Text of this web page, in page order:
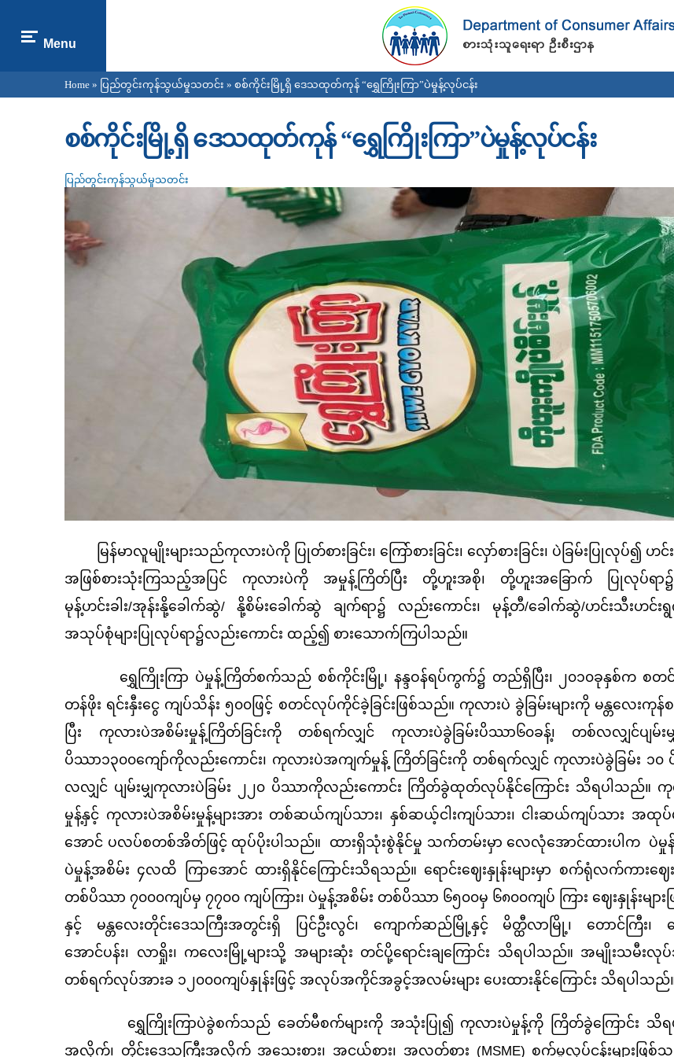
main
content
Menu
You are here
Home » ပြည်တွင်းကုန်သွယ်မှုသတင်း » စစ်ကိုင်းမြို့ရှိ ဒေသထုတ်ကုန် “ရွှေကြိုးကြာ”ပဲမှုန့်လုပ်ငန်း
စစ်ကိုင်းမြို့ရှိ ဒေသထုတ်ကုန် “ရွှေကြိုးကြာ”ပဲမှုန့်လုပ်ငန်း
ပြည်တွင်းကုန်သွယ်မှုသတင်း
မြန်မာလူမျိုးများသည်ကုလားပဲကို ပြုတ်စားခြင်း၊ ကြော်စားခြင်း၊ လှော်စားခြင်း၊ ပဲခြမ်းပြုလုပ်၍ ဟင်း
အဖြစ်စားသုံးကြသည့်အပြင် ကုလားပဲကို အမှုန့်ကြိတ်ပြီး တို့ဟူးအစို၊ တို့ဟူးအခြောက် ပြုလုပ်ရာ၌
မုန့်ဟင်းခါး/အုန်းနို့ခေါက်ဆွဲ/ နို့စိမ်းခေါက်ဆွဲ ချက်ရာ၌ လည်းကောင်း၊ မုန့်တီ/ခေါက်ဆွဲ/ဟင်းသီးဟ
အသုပ်စုံများပြုလုပ်ရာ၌လည်းကောင်း ထည့်၍ စားသောက်ကြပါသည်။
ရွှေကြိုးကြာ ပဲမှုန့်ကြိတ်စက်သည် စစ်ကိုင်းမြို့၊ နန္ဒဝန်ရပ်ကွက်၌ တည်ရှိပြီး၊ ၂၀၁၀ခုနှစ်က စတင်
တန်ဖိုး ရင်းနှီးငွေ ကျပ်သိန်း ၅၀၀ဖြင့် စတင်လုပ်ကိုင်ခဲ့ခြင်းဖြစ်သည်။ ကုလားပဲ ခွဲခြမ်းများကို မန္တလေး
ပြီး ကုလားပဲအစိမ်းမှုန့်ကြိတ်ခြင်းကို တစ်ရက်လျှင် ကုလားပဲခွဲခြမ်းပိဿာ၆၀ခန့်၊ တစ်လလျှင်ပျမ်းမျှ
ပိဿာ၁၃၀၀ကျော်ကိုလည်းကောင်း၊ ကုလားပဲအကျက်မှုန့် ကြိတ်ခြင်းကို တစ်ရက်လျှင် ကုလားပဲခွဲခြမ်း ၁၀
လလျှင် ပျမ်းမျှကုလားပဲခြမ်း ၂၂၀ ပိဿာကိုလည်းကောင်း ကြိတ်ခွဲထုတ်လုပ်နိုင်ကြောင်း သိရပါသည်။
မှုန့်နှင့် ကုလားပဲအစိမ်းမှုန့်များအား တစ်ဆယ်ကျပ်သား၊ နှစ်ဆယ့်ငါးကျပ်သား၊ ငါးဆယ်ကျပ်သား အထု
အောင် ပလပ်စတစ်အိတ်ဖြင့် ထုပ်ပိုးပါသည်။ ထားရှိသုံးစွဲနိုင်မှု သက်တမ်းမှာ လေလုံအောင်ထားပါက ပဲမှု
ပဲမှုန့်အစိမ်း ၄လထိ ကြာအောင် ထားရှိနိုင်ကြောင်းသိရသည်။ ရောင်းဈေးနှုန်းများမှာ စက်ရုံလက်ကားဈ
တစ်ပိဿာ ၇၀၀၀ကျပ်မှ ၇၇၀၀ ကျပ်ကြား၊ ပဲမှုန့်အစိမ်း တစ်ပိဿာ ၆၅၀၀မှ ၆၈၀၀ကျပ် ကြား ဈေးနှုန်းမျာ
နှင့် မန္တလေးတိုင်းဒေသကြီးအတွင်းရှိ ပြင်ဦးလွင်၊ ကျောက်ဆည်မြို့နှင့် မိတ္ထီလာမြို့၊ တောင်ကြီး၊ ည
အောင်ပန်း၊ လာရှိုး၊ ကလေးမြို့များသို့ အများဆုံး တင်ပို့ရောင်းချကြောင်း သိရပါသည်။ အမျိုးသမီးလုပ်
တစ်ရက်လုပ်အားခ ၁၂၀၀၀ကျပ်နှုန်းဖြင့် အလုပ်အကိုင်အခွင့်အလမ်းများ ပေးထားနိုင်ကြောင်း သိရပါသည်
ရွှေကြိုးကြာပဲခွဲစက်သည် ခေတ်မီစက်များကို အသုံးပြု၍ ကုလားပဲမှုန့်ကို ကြိတ်ခွဲကြောင်း သိရ
အလိုက်၊ တိုင်းဒေသကြီးအလိုက် အသေးစား၊ အငယ်စား၊ အလတ်စား (MSME) စက်မှုလုပ်ငန်းများဖြစ်